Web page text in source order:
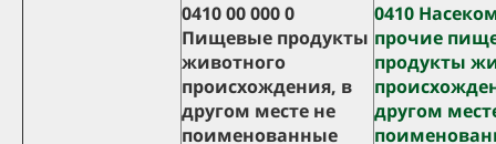
0410 00 000 0
Пищевые продукты
животного
происхождения, в
другом месте не
поименованные
0410
прочие
продукты
другом